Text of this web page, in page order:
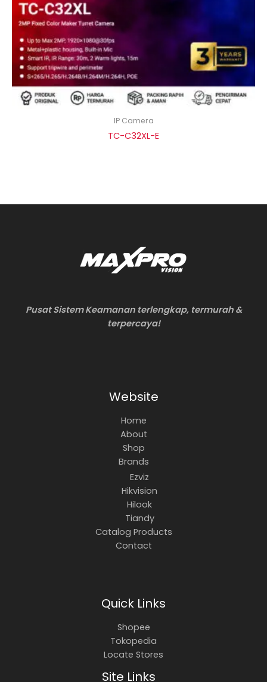
IP Camera
TC-C32XL-E
Pusat Sistem Keamanan terlengkap, termurah &
terpercaya!
Website
Home
About
Shop
Brands
Ezviz
Hikvision
Hilook
Tiandy
Catalog Products
Contact
Quick Links
Shopee
Tokopedia
Locate Stores
Site Links